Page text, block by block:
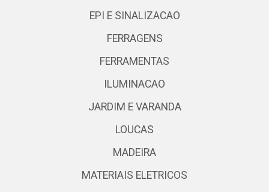
EPI E SINALIZACAO
FERRAGENS
FERRAMENTAS
ILUMINACAO
JARDIM E VARANDA
LOUCAS
MADEIRA
MATERIAIS ELETRICOS